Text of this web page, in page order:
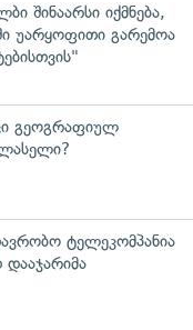
შინაარსი იქმნება,
უარყოფითი გარემოა
გეოგრაფიულ
ტელეკომპანია